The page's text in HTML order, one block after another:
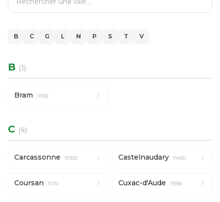
B C G L N P S T V
B (1)
Bram 11150
C (4)
Carcassonne 11000 Castelnaudary 11400
Coursan 11110 Cuxac-d'Aude 11590